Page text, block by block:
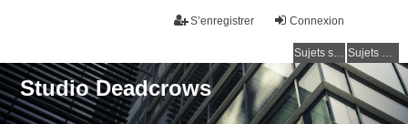
Connexion
S’enregistrer
Sujets sans réponse Sujets actifs
Studio Deadcrows